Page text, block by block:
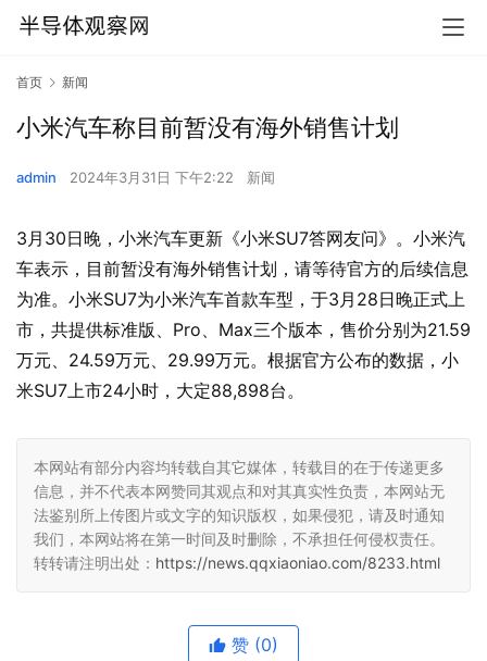
首页 新闻
小米汽车称目前暂没有海外销售计划
admin 2024年3月31日 下午2:22 新闻
3月30日晚，小米汽车更新《小米SU7答网友问》。小米汽
车表示，目前暂没有海外销售计划，请等待官方的后续信息
为准。小米SU7为小米汽车首款车型，于3月28日晚正式上
市，共提供标准版、Pro、Max三个版本，售价分别为21.59
万元、24.59万元、29.99万元。根据官方公布的数据，小
米SU7上市24小时，大定88,898台。
本网站有部分内容均转载自其它媒体，转载目的在于传递更多
信息，并不代表本网赞同其观点和对其真实性负责，本网站无
法鉴别所上传图片或文字的知识版权，如果侵犯，请及时通知
我们，本网站将在第一时间及时删除，不承担任何侵权责任。
转转请注明出处： https://news.qqxiaoniao.com/8233.html
赞 (0)